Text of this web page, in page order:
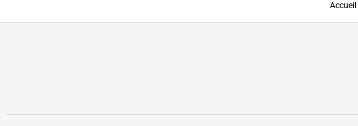
Accueil